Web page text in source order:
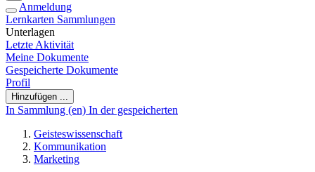
Anmeldung
Lernkarten Sammlungen
Unterlagen
Letzte Aktivität
Meine Dokumente
Gespeicherte Dokumente
Profil
Hinzufügen ...
In Sammlung (en) In der gespeicherten
Geisteswissenschaft
Kommunikation
Marketing